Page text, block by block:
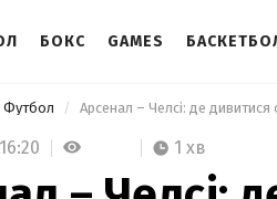
БОКС GAMES
Футбол Арсенал – Челсі: де дивитися
16:20 1 хв